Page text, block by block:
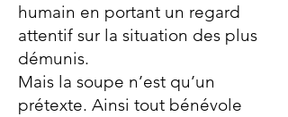
humain en portant un regard
attentif sur la situation des plus
démunis.
Mais la soupe n’est qu’un
prétexte. Ainsi tout bénévole